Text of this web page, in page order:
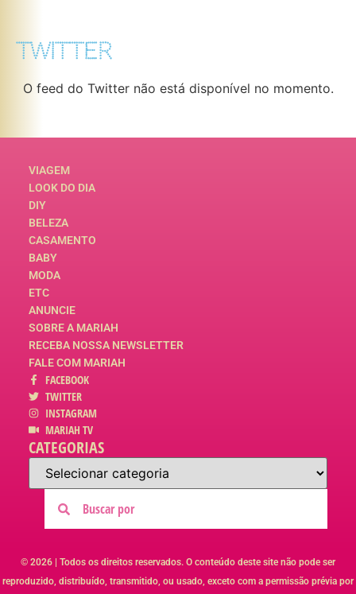
TWITTER
O feed do Twitter não está disponível no momento.
VIAGEM
LOOK DO DIA
DIY
BELEZA
CASAMENTO
BABY
MODA
ETC
ANUNCIE
SOBRE A MARIAH
RECEBA NOSSA NEWSLETTER
FALE COM MARIAH
FACEBOOK
TWITTER
INSTAGRAM
MARIAH TV
CATEGORIAS
© 2026 | Todos os direitos reservados. O conteúdo deste site não pode ser
reproduzido, distribuído, transmitido, ou usado, exceto com a permissão prévia por